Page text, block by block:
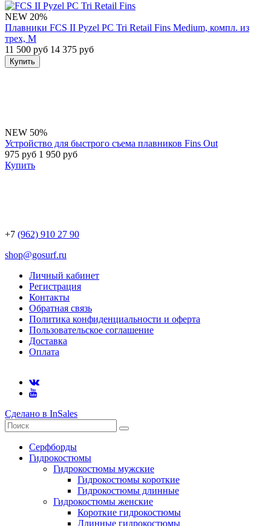
NEW 20%
Плавники FCS II Pyzel PC Tri Retail Fins Medium, компл. из
трех, M
11 500 руб 14 375 руб
Купить
NEW 50%
Устройство для быстрого съема плавников Fins Out
975 руб 1 950 руб
Купить
+7 (962) 910 27 90
shop@gosurf.ru
Личный кабинет
Регистрация
Контакты
Обратная связь
Политика конфиденциальности и оферта
Пользовательское соглашение
Доставка
Оплата
Сделано в InSales
Серфборды
Гидрокостюмы
Гидрокостюмы мужские
Гидрокостюмы короткие
Гидрокостюмы длинные
Гидрокостюмы женские
Короткие гидрокостюмы
Длинные гидрокостюмы